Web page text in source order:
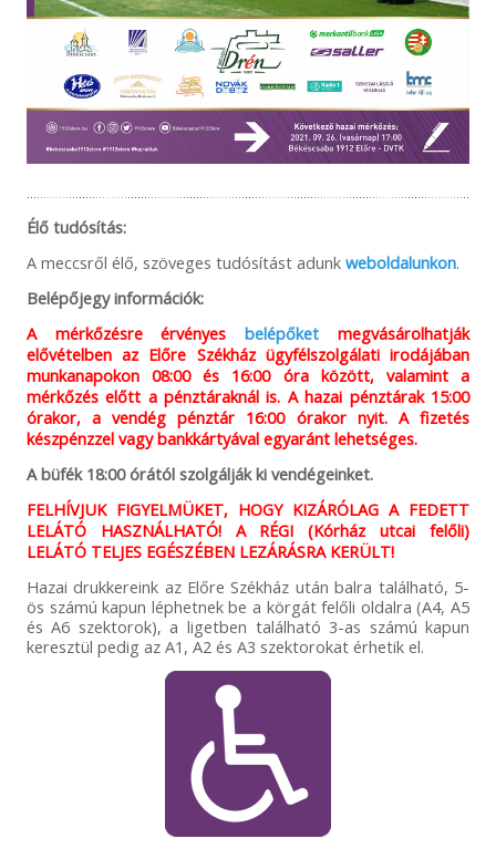
Élő tudósítás:
A meccsről élő, szöveges tudósítást adunk weboldalunkon.
Belépőjegy információk:
A mérkőzésre érvényesbelépőket megvásárolhatják
elővételben az Előre Székház ügyfélszolgálati irodájában
munkanapokon 08:00 és 16:00 óra között, valamint a
mérkőzés előtt a pénztáraknál is. A hazai pénztárak 15:00
órakor, a vendég pénztár 16:00 órakor nyit. A fizetés
készpénzzel vagy bankkártyával egyaránt lehetséges.
A büfék 18:00 órától szolgálják ki vendégeinket.
FELHÍVJUK FIGYELMÜKET, HOGY KIZÁRÓLAG A FEDETT
LELÁTÓ HASZNÁLHATÓ! A RÉGI (Kórház utcai felőli)
LELÁTÓ TELJES EGÉSZÉBEN LEZÁRÁSRA KERÜLT!
Hazai drukkereink az Előre Székház után balra található, 5-
ös számú kapun léphetnek be a körgát felőli oldalra (A4, A5
és A6 szektorok), a ligetben található 3-as számú kapun
keresztül pedig az A1, A2 és A3 szektorokat érhetik el.